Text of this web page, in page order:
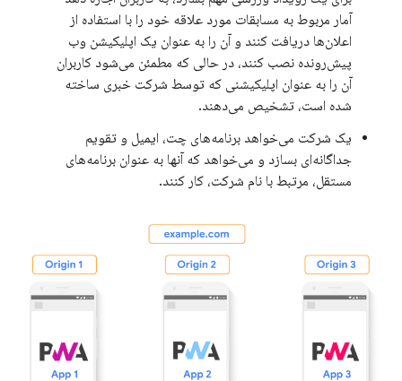
آمار مربوط به مسابقات مورد علاقه خود را با استفاده از
اعلان‌ها دریافت کنند و آن را به عنوان یک اپلیکیشن وب
پیش‌رونده نصب کنند، در حالی که مطمئن می‌شود کاربران
آن را به عنوان اپلیکیشنی که توسط شرکت خبری ساخته
شده است، تشخیص می‌دهند.
یک شرکت می‌خواهد برنامه‌های چت، ایمیل و تقویم
جداگانه‌ای بسازد و می‌خواهد که آنها به عنوان برنامه‌های
مستقل، مرتبط با نام شرکت، کار کنند.